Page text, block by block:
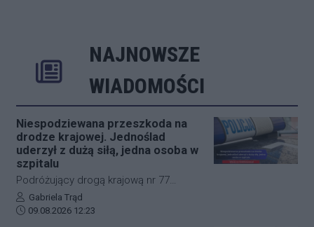
NAJNOWSZE
WIADOMOŚCI
Niespodziewana przeszkoda na
drodze krajowej. Jednoślad
uderzył z dużą siłą, jedna osoba w
szpitalu
Podróżujący drogą krajową nr 77
muszą liczyć się z nagłymi
utrudnieniami. W okolicach
Autor artykułu:
Gabriela Trąd
Data dodania artykułu:
09.08.2026 12:23